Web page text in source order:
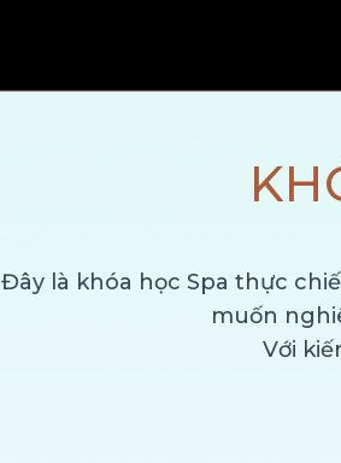
Đây là khóa học Spa thực
muốn
Với